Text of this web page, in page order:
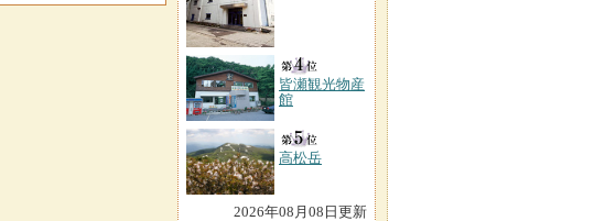
皆瀬観光物産
館
高松岳
2026年08月08日更新